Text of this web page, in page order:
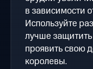
в зависимости
Используйте
лучше
проявить свою
королевы.